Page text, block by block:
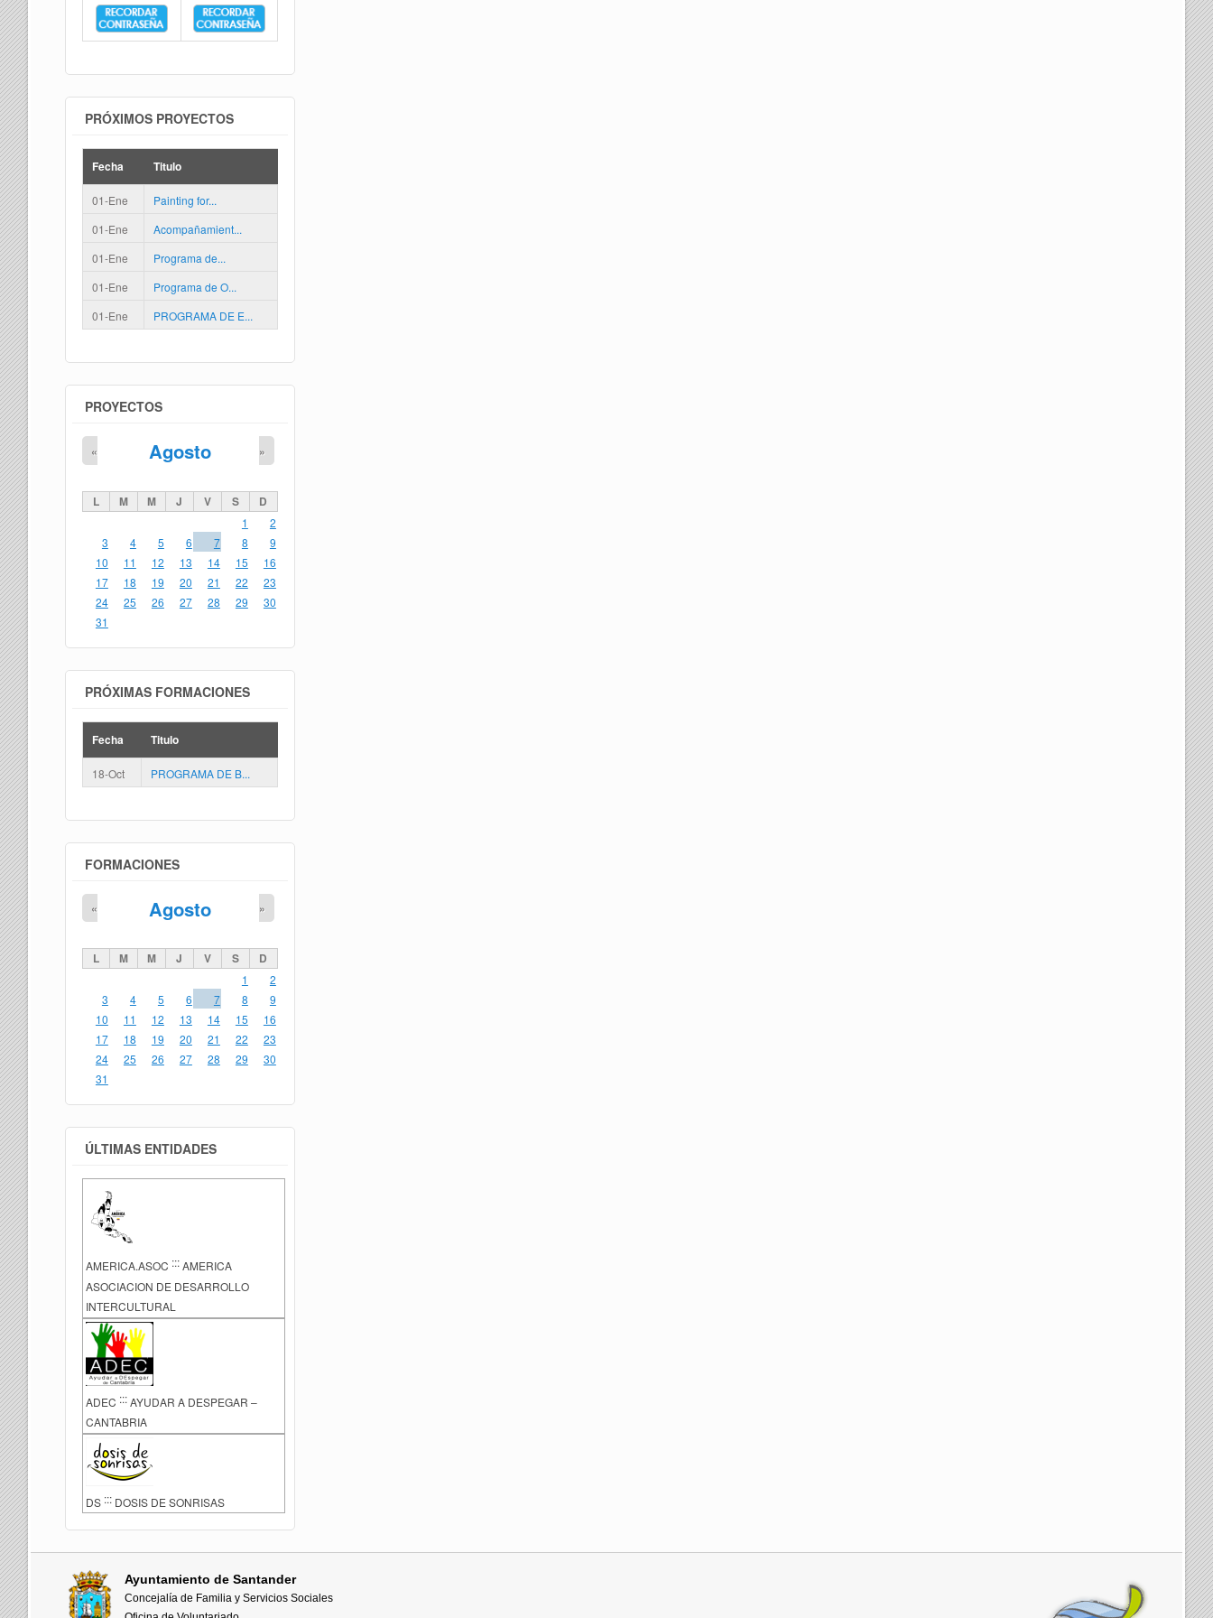
PRÓXIMOS PROYECTOS
Fecha Titulo
01-Ene
Painting for...
01-Ene
Acompañamient...
01-Ene
Programa de...
01-Ene
Programa de O...
01-Ene
PROGRAMA DE E...
PROYECTOS
Agosto
« »
L M M J V S D
1
2
3
4 5 6 7 8
9
10
11 12 13 14 15
16
17
18 19 20 21 22
23
24
25 26 27 28 29
30
31
PRÓXIMAS FORMACIONES
Fecha Titulo
18-Oct PROGRAMA DE B...
FORMACIONES
Agosto
« »
L M M J V S D
1
2
3
4 5 6 7 8
9
10
11 12 13 14 15
16
17
18 19 20 21 22
23
24
25 26 27 28 29
30
31
ÚLTIMAS ENTIDADES
AMERICA.ASOC :::AMERICA
ASOCIACION DE DESARROLLO
INTERCULTURAL
ADEC ::: AYUDAR A DESPEGAR –
CANTABRIA
DS ::: DOSIS DE SONRISAS
Ayuntamiento de Santander
Concejalía de Familia y Servicios Sociales